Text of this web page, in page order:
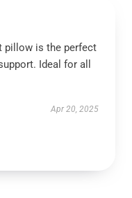
pillow is the perfect
Ideal for all
Apr 20, 2025